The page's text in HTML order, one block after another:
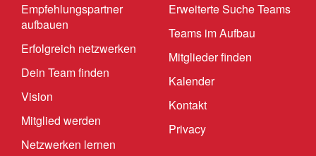
Empfehlungspartner
aufbauen
Erfolgreich netzwerken
Dein Team finden
Vision
Mitglied werden
Netzwerken lernen
Erweiterte Suche Teams
Teams im Aufbau
Mitglieder finden
Kalender
Kontakt
Privacy